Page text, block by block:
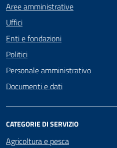
Aree amministrative
Uffici
Enti e fondazioni
Politici
Personale amministrativo
Documenti e dati
CATEGORIE DI SERVIZIO
Agricoltura e pesca